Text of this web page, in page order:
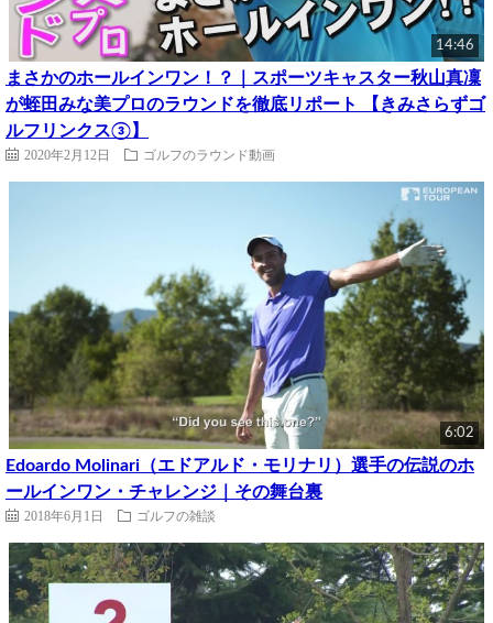
14:46
まさかのホールインワン！？｜スポーツキャスター秋山真凜
が蛭田みな美プロのラウンドを徹底リポート 【きみさらずゴ
ルフリンクス③】
2020年2月12日 ゴルフのラウンド動画
6:02
Edoardo Molinari（エドアルド・モリナリ）選手の伝説のホ
ールインワン・チャレンジ｜その舞台裏
2018年6月1日 ゴルフの雑談